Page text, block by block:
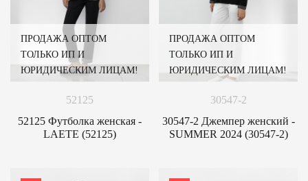
ПРОДАЖА ОПТОМ
ТОЛЬКО ИП И
ЮРИДИЧЕСКИМ ЛИЦАМ!
52125
52125 Футболка женская -
LAETE (52125)
ПРОДАЖА ОПТОМ
ТОЛЬКО ИП И
ЮРИДИЧЕСКИМ ЛИЦАМ!
30547-2
30547-2 Джемпер женский -
SUMMER 2024 (30547-2)